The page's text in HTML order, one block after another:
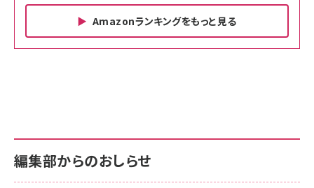
Amazonランキングをもっと見る
￥880
anan(アンアン)2026/06/24号 No.2500増刊
スペシャルエディション[王道エンタメの矜持／
サポート正規品 メーカー保証5年 KLMEA128G
NIMASO ガラスフィルム iPhone 17 用 保護フィ
サポート正規品 メーカー保証5年 KLMEA128G
Amazon eギフトカード - Amazonロゴ - クラ
編集部からのおしらせ